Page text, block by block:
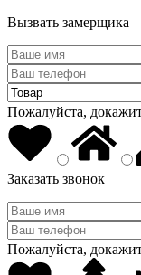
Вызвать замерщика
Пожалуйста,
Заказать звонок
Пожалуйста,